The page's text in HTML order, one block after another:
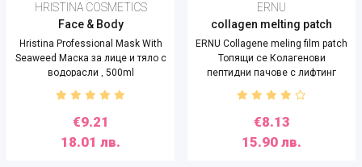
HRISTINA COSMETICS
Face & Body
Hristina Professional Mask With
Seaweed Маска за лице и тяло с
водорасли , 500ml
€9.21
18.01 лв.
ERNU
collagen melting patch
ERNU Collagene meling film patch
Топящи се Колагенови
пептидни пачове с лифтинг
ефект
€8.13
15.90 лв.